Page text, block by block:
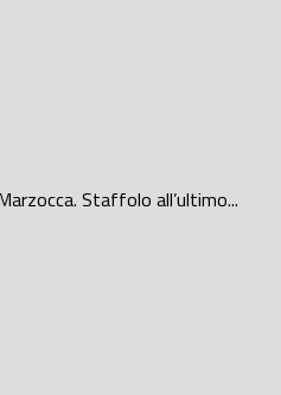
Staffolo all’ultimo...